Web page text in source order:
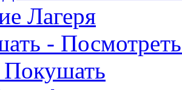
Лагеря
- Посмотреть
Покушать